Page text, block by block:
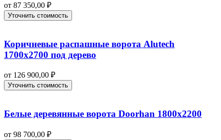
от 87 350,00 ₽
Уточнить стоимость
Коричневые распашные ворота Alutech
1700х2700 под дерево
от 126 900,00 ₽
Уточнить стоимость
Белые деревянные ворота Doorhan 1800х2200
от 98 700,00 ₽